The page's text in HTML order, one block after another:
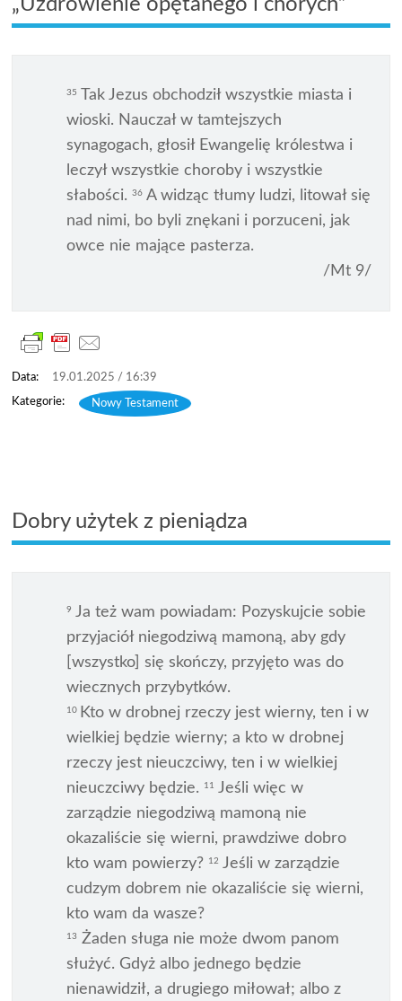
„Uzdrowienie opętanego i chorych”
35 Tak Jezus obchodził wszystkie miasta i
wioski. Nauczał w tamtejszych
synagogach, głosił Ewangelię królestwa i
leczył wszystkie choroby i wszystkie
słabości.36 A widząc tłumy ludzi, litował się
nad nimi, bo byli znękani i porzuceni, jak
owce nie mające pasterza.
/Mt 9/
19.01.2025 / 16:39
Nowy Testament
Dobry użytek z pieniądza
9 Ja też wam powiadam: Pozyskujcie sobie
przyjaciół niegodziwą mamoną, aby gdy
[wszystko] się skończy, przyjęto was do
wiecznych przybytków.
10 Kto w drobnej rzeczy jest wierny, ten i w
wielkiej będzie wierny; a kto w drobnej
rzeczy jest nieuczciwy, ten i w wielkiej
nieuczciwy będzie.
11
Jeśli więc w
zarządzie niegodziwą mamoną nie
okazaliście się wierni, prawdziwe dobro
kto wam powierzy? 12 Jeśli w zarządzie
cudzym dobrem nie okazaliście się wierni,
kto wam da wasze?
13 Żaden sługa nie może dwom panom
służyć. Gdyż albo jednego będzie
nienawidził, a drugiego miłował; albo z